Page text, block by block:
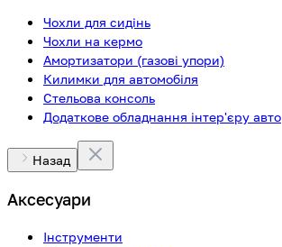
Чохли для сидінь
Чохли на кермо
Амортизатори (газові упори)
Килимки для автомобіля
Стельова консоль
Додаткове обладнання інтер'єру авто
Назад
Аксесуари
Інструменти